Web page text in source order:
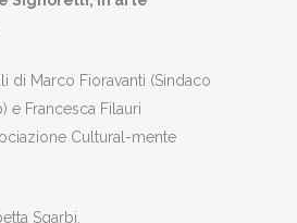
di Marco Fioravanti (Sindaco
e Francesca Filauri
Cultural-mente
Sgarbi.